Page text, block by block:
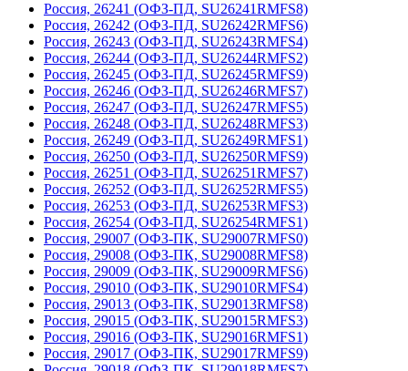
Россия, 26241 (ОФЗ-ПД, SU26241RMFS8)
Россия, 26242 (ОФЗ-ПД, SU26242RMFS6)
Россия, 26243 (ОФЗ-ПД, SU26243RMFS4)
Россия, 26244 (ОФЗ-ПД, SU26244RMFS2)
Россия, 26245 (ОФЗ-ПД, SU26245RMFS9)
Россия, 26246 (ОФЗ-ПД, SU26246RMFS7)
Россия, 26247 (ОФЗ-ПД, SU26247RMFS5)
Россия, 26248 (ОФЗ-ПД, SU26248RMFS3)
Россия, 26249 (ОФЗ-ПД, SU26249RMFS1)
Россия, 26250 (ОФЗ-ПД, SU26250RMFS9)
Россия, 26251 (ОФЗ-ПД, SU26251RMFS7)
Россия, 26252 (ОФЗ-ПД, SU26252RMFS5)
Россия, 26253 (ОФЗ-ПД, SU26253RMFS3)
Россия, 26254 (ОФЗ-ПД, SU26254RMFS1)
Россия, 29007 (ОФЗ-ПК, SU29007RMFS0)
Россия, 29008 (ОФЗ-ПК, SU29008RMFS8)
Россия, 29009 (ОФЗ-ПК, SU29009RMFS6)
Россия, 29010 (ОФЗ-ПК, SU29010RMFS4)
Россия, 29013 (ОФЗ-ПК, SU29013RMFS8)
Россия, 29015 (ОФЗ-ПК, SU29015RMFS3)
Россия, 29016 (ОФЗ-ПК, SU29016RMFS1)
Россия, 29017 (ОФЗ-ПК, SU29017RMFS9)